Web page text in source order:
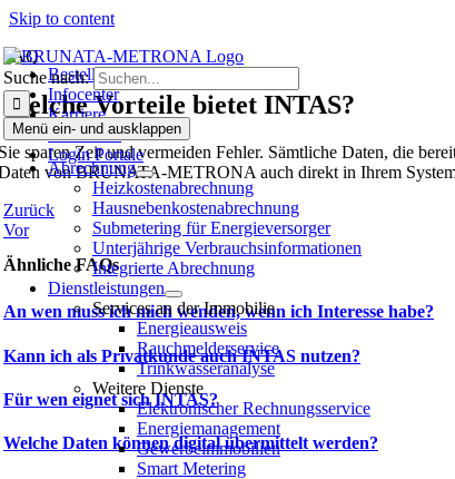
Skip to content
Bestellen
Infocenter
Karriere
Bewohner
Login Portale
Suche nach:
Menü ein- und ausklappen
Abrechnung
Heizkostenabrechnung
Hausneben­kosten­abrechnung
Submetering für Energieversorger
Unterjährige Verbrauchsinformationen
Integrierte Abrechnung
Dienstleistungen
Services an der Immobilie
Energieausweis
Rauchmelderservice
Trinkwasseranalyse
Weitere Dienste
Elektronischer Rechnungsservice
Energiemanagement
Gewerbeimmobilien
Smart Metering
FAQ
Welche Vorteile bietet INTAS?
sparen Zeit und vermeiden Fehler. Sämtliche Daten, die
von BRUNATA-METRONA auch direkt in Ihrem
Zurück
Vor
Ähnliche FAQs
An wen muss ich mich wenden, wenn ich Interesse habe?
Kann ich als Privatkunde auch INTAS nutzen?
Für wen eignet sich INTAS?
Welche Daten können digital übermittelt werden?